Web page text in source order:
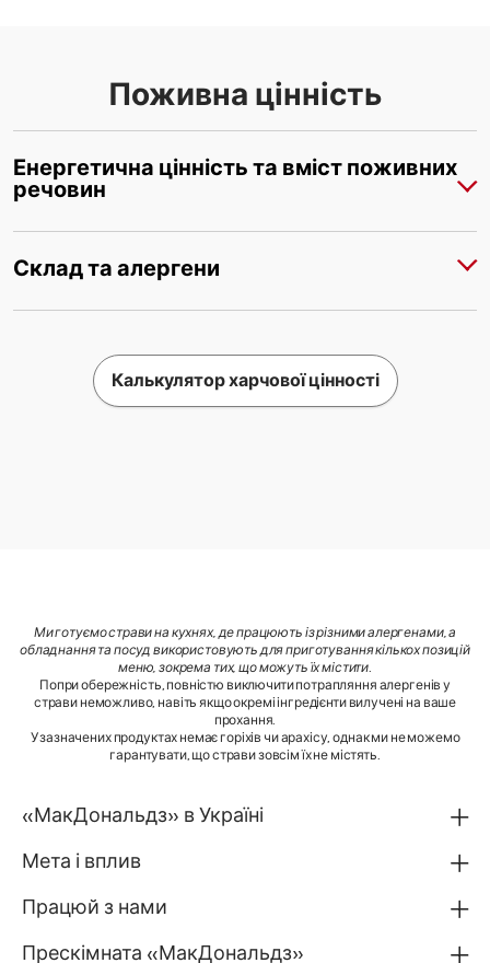
Поживна цінність
Енергетична цінність та вміст поживних
речовин
Склад та алергени
Калькулятор харчової цінності
Ми готуємо страви на кухнях, де працюють із різними алергенами, а
обладнання та посуд використовують для приготування кількох позицій
меню, зокрема тих, що можуть їх містити.
Попри обережність, повністю виключити потрапляння алергенів у
страви неможливо, навіть якщо окремі інгредієнти вилучені на ваше
прохання.
У зазначених продуктах немає горіхів чи арахісу, однак ми не можемо
гарантувати, що страви зовсім їх не містять.
«МакДональдз» в Україні
Мета і вплив
Працюй з нами
Прескімната «МакДональдз»